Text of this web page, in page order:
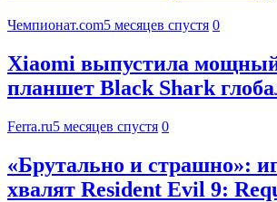
Чемпионат.com5 месяцев спустя 0
Xiaomi выпустила
планшет Black Shark
Ferra.ru5 месяцев спустя 0
«Брутально и страшно»:
хвалят Resident Evil 9: